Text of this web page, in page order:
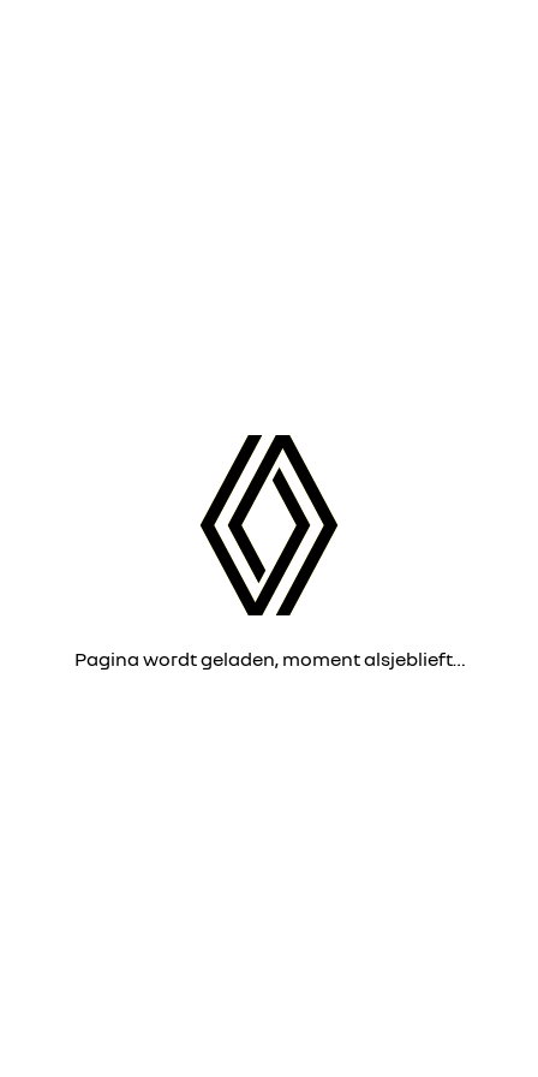
Pagina wordt geladen, moment alsjeblieft…